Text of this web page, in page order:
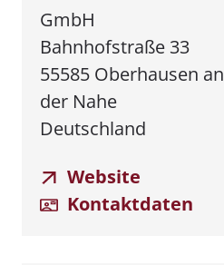
GmbH
Bahnhofstraße 33
55585 Oberhausen an
der Nahe
Deutschland
Website
Kontaktdaten